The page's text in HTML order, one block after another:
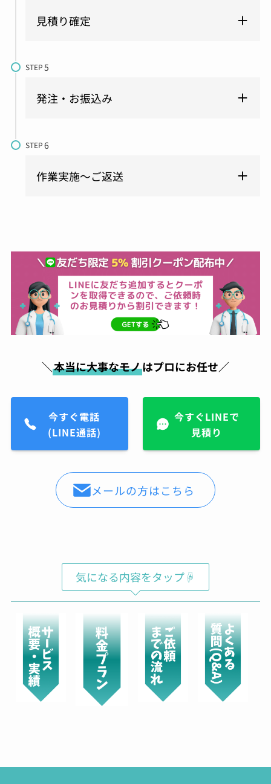
見積り確定
STEP
発注・お振込み
STEP
作業実施～ご返送
＼本当に大事なモノはプロにお任せ／
今すぐ電話
(LINE通話)
今すぐLINEで
見積り
メールの方はこちら
気になる内容をタップ☟